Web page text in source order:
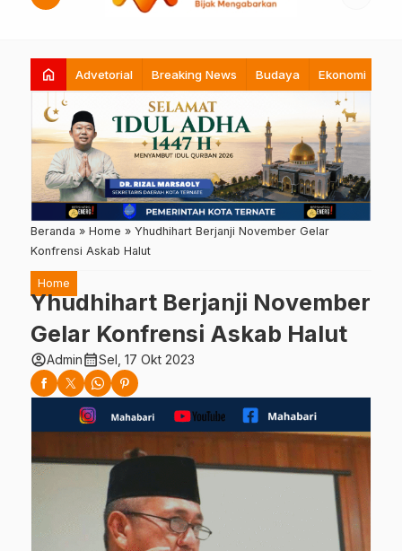
home Advetorial Breaking News Budaya Ekonomi
Beranda » Home » Yhudhihart Berjanji November Gelar
Konfrensi Askab Halut
Home
Yhudhihart Berjanji November
Gelar Konfrensi Askab Halut
account_circleAdmincalendar_monthSel, 17 Okt 2023